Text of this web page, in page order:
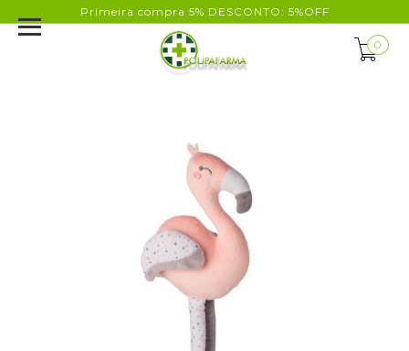
Primeira compra 5% DESCONTO: 5%OFF
0